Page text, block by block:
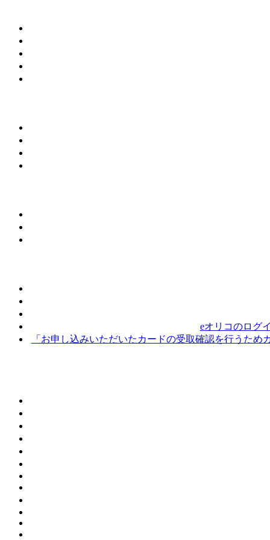
eオリコのログ
「お申し込みいただいたカードの受取確認を行うた